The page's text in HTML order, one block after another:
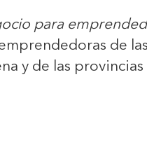
para
de
y de las provincias